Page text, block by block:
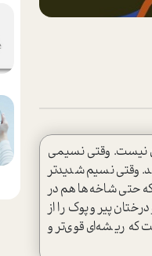
نیست. وقتی نسیمی
وقتی نسیم شدیدتر
حتی شاخه‌ها هم در
پیر و پوک را از
ریشه‌ای قوی‌تر و